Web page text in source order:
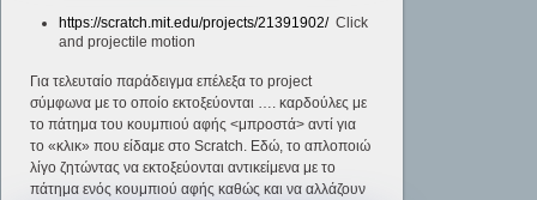
https://scratch.mit.edu/projects/21391902/Click
and projectile motion
Για τελευταίο παράδειγμα επέλεξα τo project
σύμφωνα με το οποίο εκτοξεύονται …. καρδούλες με
το πάτημα του κουμπιού αφής <μπροστά> αντί για
το «κλικ» που είδαμε στο Scratch. Εδώ, το απλοποιώ
λίγο ζητώντας να εκτοξεύονται αντικείμενα με το
πάτημα ενός κουμπιού αφής καθώς και να αλλάζουν